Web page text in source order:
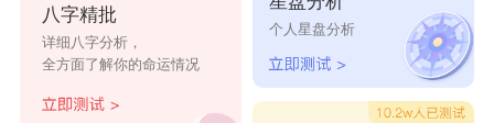
远大、前途美好。两个字搭配在一起作为2024龙男宝宝名
字，吉祥有寓意，寓意男孩清俊高雅，成功荣幸，吉祥如
意，平安顺遂，气宇轩昂，英俊潇洒。
八字精批
详细八字分析，
全方面了解你的命运情况
个人星盘分析